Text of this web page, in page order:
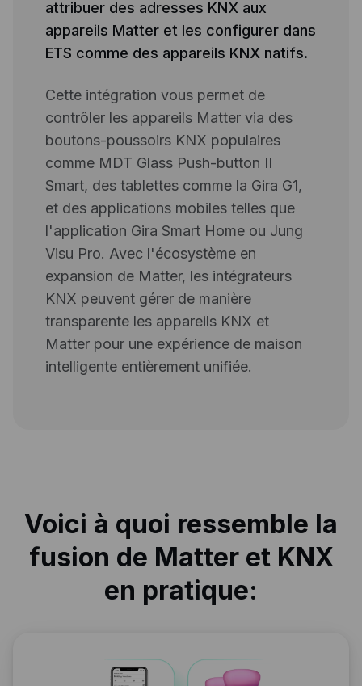
attribuer des adresses KNX aux
appareils Matter et les configurer dans
ETS comme des appareils KNX natifs.
Cette intégration vous permet de
contrôler les appareils Matter via des
boutons-poussoirs KNX populaires
comme MDT Glass Push-button II
Smart, des tablettes comme la Gira G1,
et des applications mobiles telles que
l'application Gira Smart Home ou Jung
Visu Pro. Avec l'écosystème en
expansion de Matter, les intégrateurs
KNX peuvent gérer de manière
transparente les appareils KNX et
Matter pour une expérience de maison
intelligente entièrement unifiée.
Voici à quoi ressemble la
fusion de Matter et KNX
en pratique: